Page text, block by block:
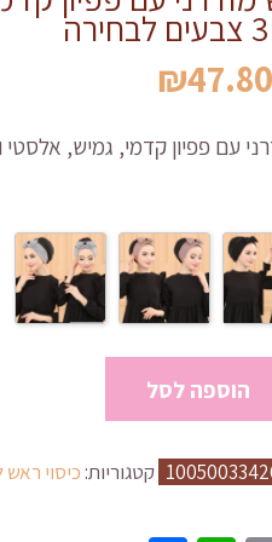
המחיר₪47.80 המחיר
הוא:
הוספה לסל
קטגוריות: כיסוי ראש